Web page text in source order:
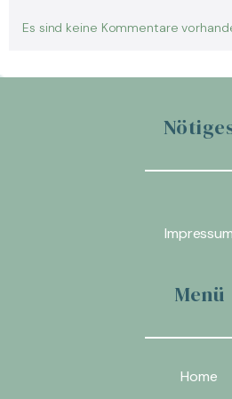
Es sind keine Kommentare
Impressum
Menü
Home